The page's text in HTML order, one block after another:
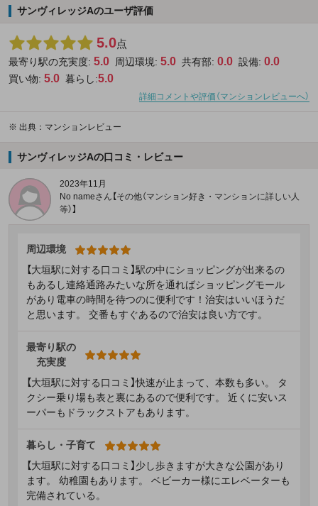
サンヴィレッジAのユーザ評価
5.0点
最寄り駅の充実度: 5.0 周辺環境: 5.0 共有部: 0.0 設備: 0.0
買い物: 5.0 暮らし:5.0
詳細コメントや評価（マンションレビューへ）
※ 出典：マンションレビュー
サンヴィレッジAの口コミ・レビュー
2023年11月
No nameさん【その他（マンション好き・マンションに詳しい人
等）】
周辺環境
【大垣駅に対する口コミ】駅の中にショッピングが出来るの
もあるし連絡通路みたいな所を通ればショッピングモール
があり電車の時間を待つのに便利です！治安はいいほうだ
と思います。 交番もすぐあるので治安は良い方です。
最寄り駅の
充実度
【大垣駅に対する口コミ】快速が止まって、本数も多い。 タ
クシー乗り場も表と裏にあるので便利です。 近くに安いス
ーパーもドラックストアもあります。
暮らし・子育て
【大垣駅に対する口コミ】少し歩きますが大きな公園があり
ます。 幼稚園もあります。 ベビーカー様にエレベーターも
完備されている。